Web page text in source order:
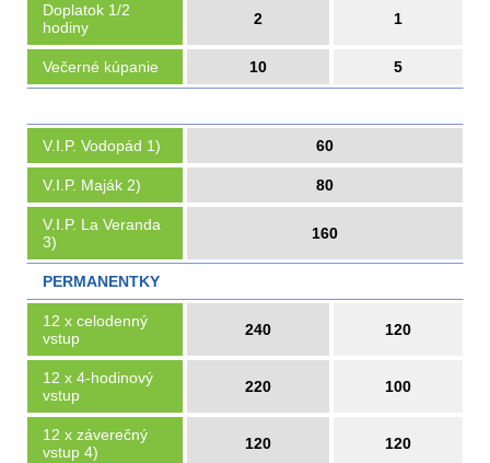
Doplatok 1/2
hodiny
2 1
Večerné kúpanie 10 5
V.I.P. Vodopád 1) 60
V.I.P. Maják 2) 80
V.I.P. La Veranda
3)
160
PERMANENTKY
12 x celodenný
vstup
240 120
12 x 4-hodinový
vstup
220 100
12 x záverečný
vstup 4)
120 120